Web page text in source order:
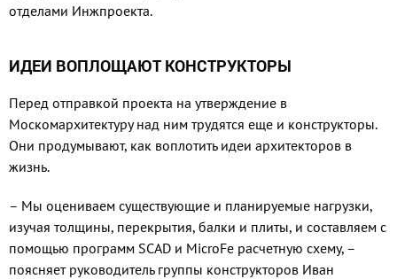
отделами Инжпроекта.
ИДЕИ ВОПЛОЩАЮТ КОНСТРУКТОРЫ
Перед отправкой проекта на утверждение в
Москомархитектуру над ним трудятся еще и конструкторы.
Они продумывают, как воплотить идеи архитекторов в
жизнь.
– Мы оцениваем существующие и планируемые нагрузки,
изучая толщины, перекрытия, балки и плиты, и составляем с
помощью программ SCAD и MicroFe расчетную схему, –
поясняет руководитель группы конструкторов Иван